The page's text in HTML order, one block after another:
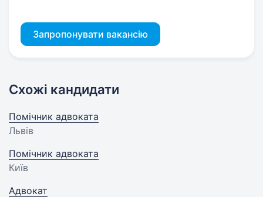
Запропонувати вакансію
Схожі кандидати
Помічник адвоката
Львів
Помічник адвоката
Київ
Адвокат